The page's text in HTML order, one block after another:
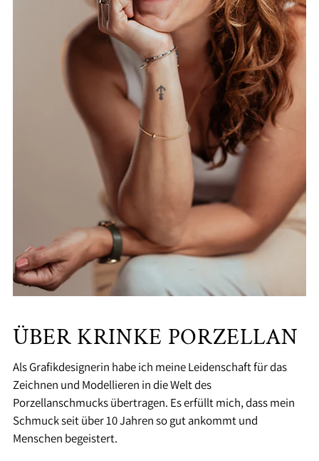
ÜBER KRINKE PORZELLAN
Als Grafikdesignerin habe ich meine Leidenschaft für das
Zeichnen und Modellieren in die Welt des
Porzellanschmucks übertragen. Es erfüllt mich, dass mein
Schmuck seit über 10 Jahren so gut ankommt und
Menschen begeistert.